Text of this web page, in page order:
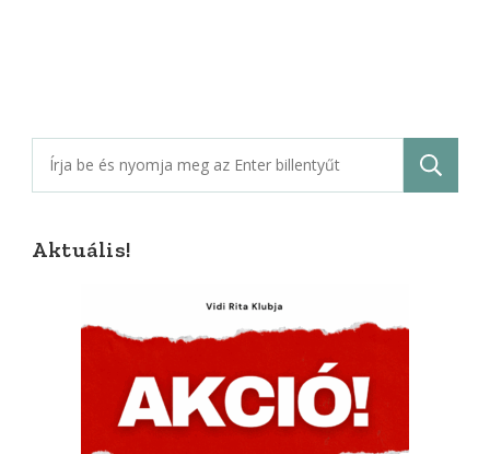
Keresés:
Aktuális!